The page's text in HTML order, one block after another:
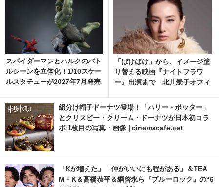
スパイダーマンとハルクのバト
ルシーンを立体化！1/10スケー
ルスタチューが2027年7月発売
「ばけばけ」から、イメージ塗
り替える映画『ナイトフラワ
ー』出演まで 北川景子オフィ
組分け帽子ドーナツ登場！「ハリー・ポッター」
とクリスピー・クリーム・ドーナツが日本初コラ
ボ 1枚目の写真・画像 | cinemacafe.net
「Kが増えた」「仲がいいにも程がある」＆TEA
M・K＆高橋恭平＆綱啓永ら『ブルーロック』の“6